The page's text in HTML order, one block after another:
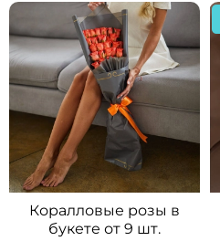
Коралловые розы в
букете от 9 шт.